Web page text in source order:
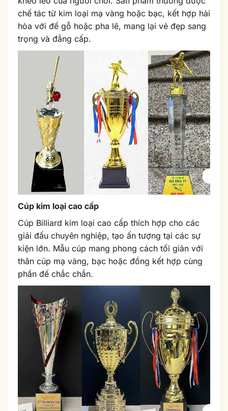
chế tác từ kim loại mạ vàng hoặc bạc, kết hợp hài
hòa với đế gỗ hoặc pha lê, mang lại vẻ đẹp sang
trọng và đẳng cấp.
Cúp kim loại cao cấp
Cúp Billiard kim loại cao cấp thích hợp cho các
giải đấu chuyên nghiệp, tạo ấn tượng tại các sự
kiện lớn. Mẫu cúp mang phong cách tối giản với
thân cúp mạ vàng, bạc hoặc đồng kết hợp cùng
phần đế chắc chắn.